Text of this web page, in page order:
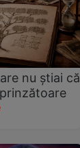
nu știai că